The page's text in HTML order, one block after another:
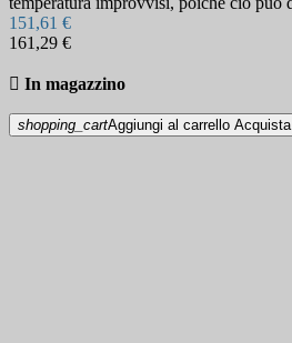
151,61 €
161,29 €
 In magazzino
shopping_cartAggiungi al carrello Acquista